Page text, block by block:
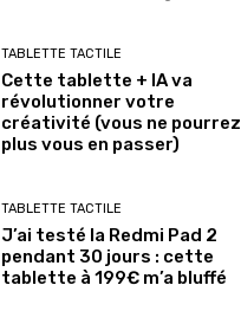
TABLETTE TACTILE
Cette tablette + IA va
révolutionner votre
créativité (vous ne pourrez
plus vous en passer)
TABLETTE TACTILE
J’ai testé la Redmi Pad 2
pendant 30 jours : cette
tablette à 199€ m’a bluffé